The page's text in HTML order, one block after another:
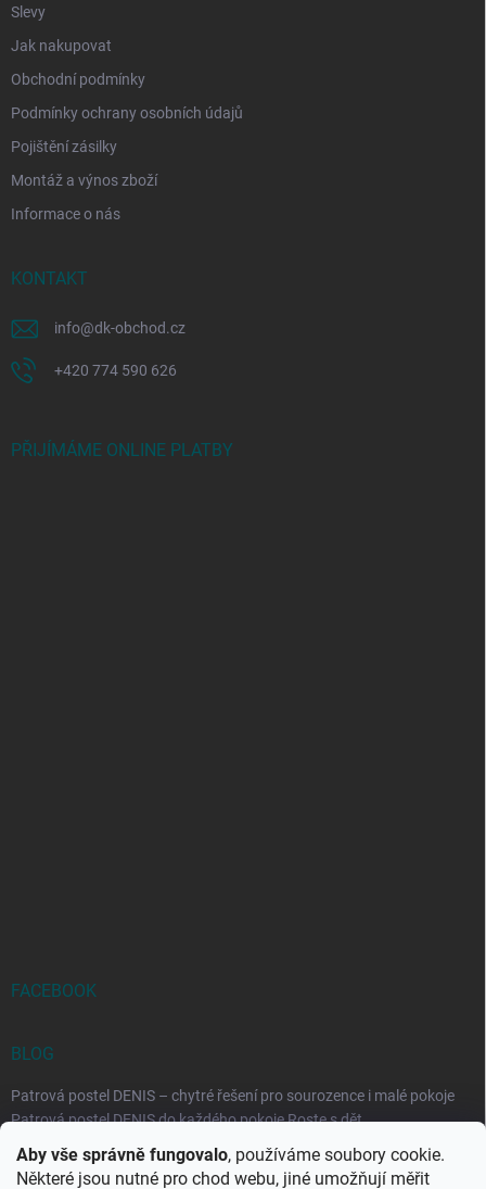
Aby vše správně fungovalo, používáme soubory cookie.
Některé jsou nutné pro chod webu, jiné umožňují měřit
Slevy
Jak nakupovat
Obchodní podmínky
Podmínky ochrany osobních údajů
Pojištění zásilky
Montáž a výnos zboží
Informace o nás
KONTAKT
info@dk-obchod.cz
+420 774 590 626
PŘIJÍMÁME ONLINE PLATBY
FACEBOOK
BLOG
Patrová postel DENIS – chytré řešení pro sourozence i malé pokoje
Patrová postel DENIS do každého pokoje Roste s dět...
Rozkládací postele RELAX – ideální řešení pro malé prostory i
každodenní spaní